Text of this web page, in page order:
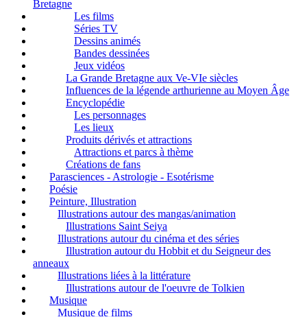
Bretagne
Les films
Séries TV
Dessins animés
Bandes dessinées
Jeux vidéos
La Grande Bretagne aux Ve-VIe siècles
Influences de la légende arthurienne au Moyen Âge
Encyclopédie
Les personnages
Les lieux
Produits dérivés et attractions
Attractions et parcs à thème
Créations de fans
Parasciences - Astrologie - Esotérisme
Poésie
Peinture, Illustration
Illustrations autour des mangas/animation
Illustrations Saint Seiya
Illustrations autour du cinéma et des séries
Illustration autour du Hobbit et du Seigneur des
anneaux
Illustrations liées à la littérature
Illustrations autour de l'oeuvre de Tolkien
Musique
Musique de films